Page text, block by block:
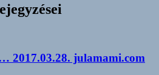
2017.03.28. julamami.com